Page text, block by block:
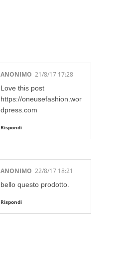
ANONIMO 21/8/17 17:28
Love this post
https://oneusefashion.wor
dpress.com
Rispondi
ANONIMO 22/8/17 18:21
bello questo prodotto.
Rispondi